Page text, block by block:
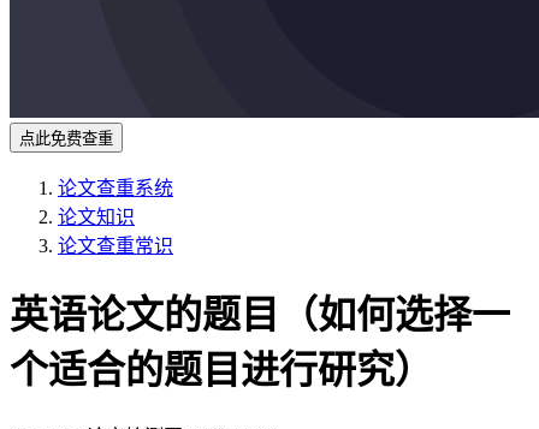
点此免费查重
论文查重系统
论文知识
论文查重常识
英语论文的题目（如何选择一
个适合的题目进行研究）